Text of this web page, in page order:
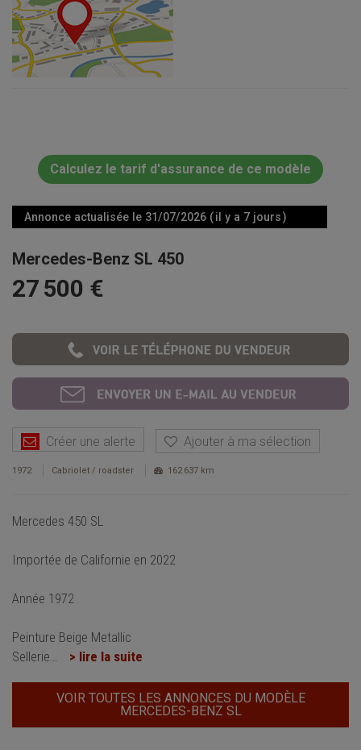
Calculez le tarif d'assurance de ce modèle
Annonce actualisée le 31/07/2026 ( il y a 7 jours )
Mercedes-Benz SL 450
27 500 €
Créer une alerte Ajouter à ma sélection
1972 Cabriolet / roadster 162 637 km
Mercedes 450 SL
Importée de Californie en 2022
Année 1972
Peinture Beige Metallic
Sellerie
> lire la suite
VOIR TOUTES LES ANNONCES DU MODÈLE
MERCEDES-BENZ SL